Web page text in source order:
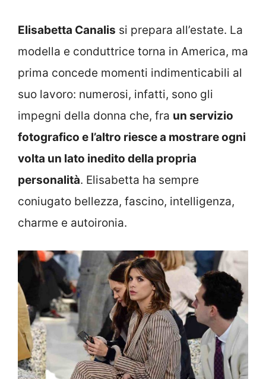
Elisabetta Canalis si prepara all’estate. La
modella e conduttrice torna in America, ma
prima concede momenti indimenticabili al
suo lavoro: numerosi, infatti, sono gli
impegni della donna che, fra un servizio
fotografico e l’altro riesce a mostrare ogni
volta un lato inedito della propria
personalità. Elisabetta ha sempre
coniugato bellezza, fascino, intelligenza,
charme e autoironia.